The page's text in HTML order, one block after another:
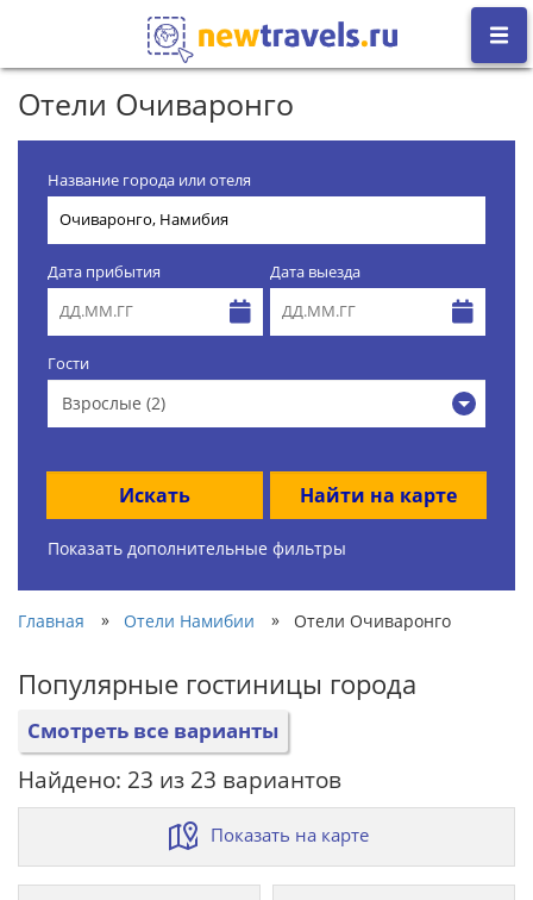
Отели Очиваронго
Название города или отеля
Дата прибытия Дата выезда
Гости
Взрослые (2)
Искать Найти на карте
Показать дополнительные фильтры
Главная » Отели Намибии » Отели Очиваронго
Популярные гостиницы города
Смотреть все варианты
Найдено: 23 из 23 вариантов
Показать на карте